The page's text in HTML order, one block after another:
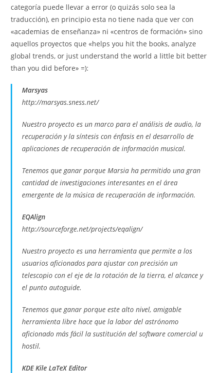
categoría puede llevar a error (o quizás solo sea la
traducción), en principio esta no tiene nada que ver con
«academias de enseñanza» ni «centros de formación» sino
aquellos proyectos que «helps you hit the books, analyze
global trends, or just understand the world a little bit better
than you did before» =):
Marsyas
http://marsyas.sness.net/
Nuestro proyecto es un marco para el análisis de audio, la
recuperación y la síntesis con énfasis en el desarrollo de
aplicaciones de recuperación de información musical.
Tenemos que ganar porque Marsia ha permitido una gran
cantidad de investigaciones interesantes en el área
emergente de la música de recuperación de información.
EQAlign
http://sourceforge.net/projects/eqalign/
Nuestro proyecto es una herramienta que permite a los
usuarios aficionados para ajustar con precisión un
telescopio con el eje de la rotación de la tierra, el alcance y
el punto autoguide.
Tenemos que ganar porque este alto nivel, amigable
herramienta libre hace que la labor del astrónomo
aficionado más fácil la sustitución del software comercial u
hostil.
KDE Kile LaTeX Editor